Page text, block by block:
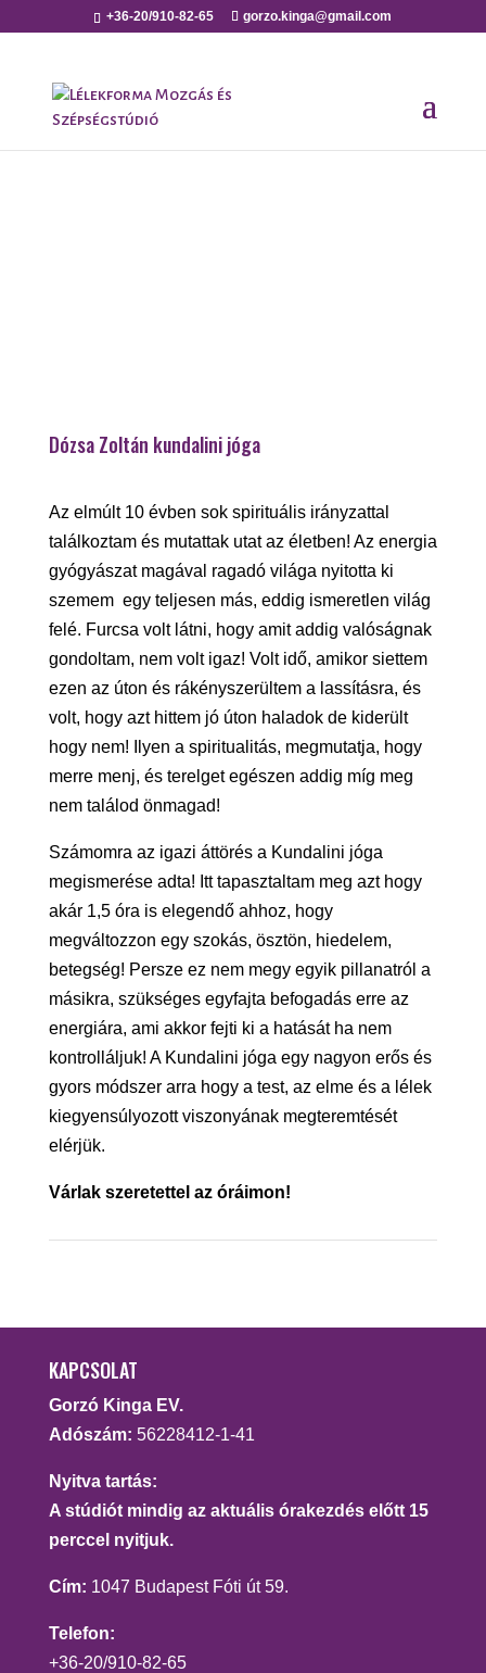
+36-20/910-82-65 gorzo.kinga@gmail.com
Dózsa Zoltán kundalini jóga
Az elmúlt 10 évben sok spirituális irányzattal
találkoztam és mutattak utat az életben! Az energia
gyógyászat magával ragadó világa nyitotta ki
szemem egy teljesen más, eddig ismeretlen világ
felé. Furcsa volt látni, hogy amit addig valóságnak
gondoltam, nem volt igaz! Volt idő, amikor siettem
ezen az úton és rákényszerültem a lassításra, és
volt, hogy azt hittem jó úton haladok de kiderült
hogy nem! Ilyen a spiritualitás, megmutatja, hogy
merre menj, és terelget egészen addig míg meg
nem találod önmagad!
Számomra az igazi áttörés a Kundalini jóga
megismerése adta! Itt tapasztaltam meg azt hogy
akár 1,5 óra is elegendő ahhoz, hogy
megváltozzon egy szokás, ösztön, hiedelem,
betegség! Persze ez nem megy egyik pillanatról a
másikra, szükséges egyfajta befogadás erre az
energiára, ami akkor fejti ki a hatását ha nem
kontrolláljuk! A Kundalini jóga egy nagyon erős és
gyors módszer arra hogy a test, az elme és a lélek
kiegyensúlyozott viszonyának megteremtését
elérjük.
Várlak szeretettel az óráimon!
KAPCSOLAT
Gorzó Kinga EV.
Adószám: 56228412-1-41
Nyitva tartás:
A stúdiót mindig az aktuális órakezdés előtt 15
perccel nyitjuk.
Cím: 1047 Budapest Fóti út 59.
Telefon:
+36-20/910-82-65